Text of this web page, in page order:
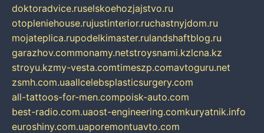
doktoradvice.ruselskoehozjajstvo.ru
otopleniehouse.rujustinterior.ruchastnyjdom.ru
mojateplica.rupodelkimaster.rulandshaftblog.ru
garazhov.commonamy.netstroysnami.kzlcna.kz
stroyu.kzmy-vesta.comtimeszp.comavtoguru.net
zsmh.com.uaallcelebsplasticsurgery.com
all-tattoos-for-men.compoisk-auto.com
best-radio.com.uaost-engineering.comkuryatnik.info
euroshiny.com.uaporemontuavto.com